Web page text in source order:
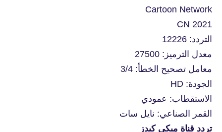
Cartoon Network
CN 2021
التردد: 12226
معدل الترميز: 27500
معامل تصحيح الخطأ: 3/4
الجودة: HD
الاستقطاب: عمودي
القمر الصناعي: نايل سات
تردد قناة ميكي كيدز